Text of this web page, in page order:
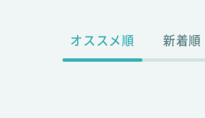
オススメ順 新着順